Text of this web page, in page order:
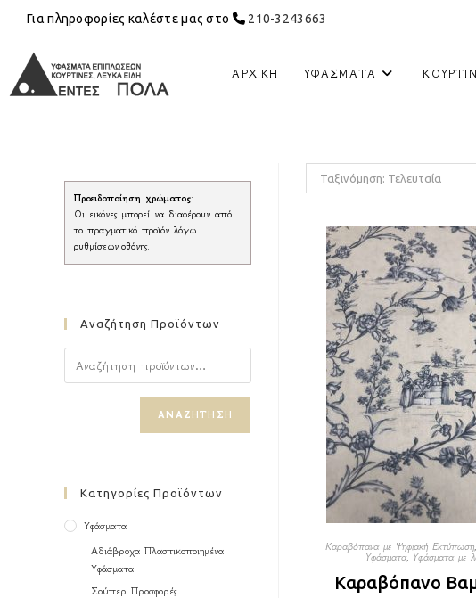
Για πληροφορίες καλέστε μας στο 210-3243663
ΑΡΧΙΚΉ ΥΦΆΣΜΑΤΑ
Ταξινόμηση: Τελευταία
Καραβόπανα με Ψηφιακή Εκτύπωση
Υφάσματα, Υφάσματα με
Καραβόπανο
Προειδοποίηση χρώματος:
Οι εικόνες μπορεί να διαφέρουν από
το πραγματικό προϊόν λόγω
ρυθμίσεων οθόνης.
Αναζήτηση Προϊόντων
ΑΝΑΖΉΤΗΣΗ
Κατηγορίες Προϊόντων
Υφάσματα
Αδιάβροχα Πλαστικοποιημένα
Υφάσματα
Σούπερ Προσφορές